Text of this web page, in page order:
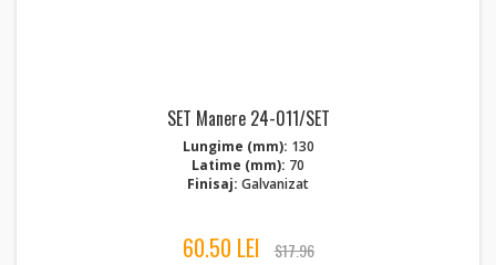
SET Manere 24-011/SET
Lungime (mm): 130
Latime (mm): 70
Finisaj: Galvanizat
60.50 LEI
$17.96